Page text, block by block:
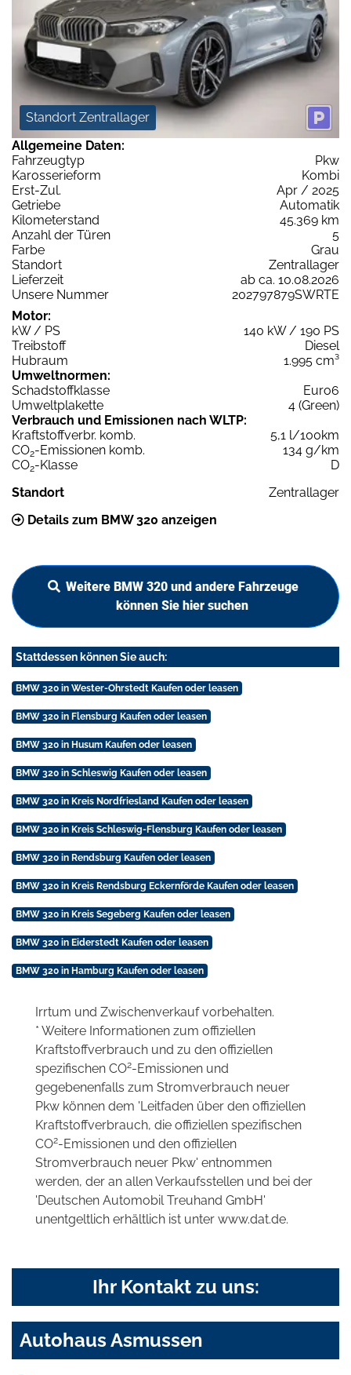
Standort Zentrallager
Allgemeine Daten:
Fahrzeugtyp
Pkw
Karosserieform
Kombi
Erst-Zul.
Apr / 2025
Getriebe
Automatik
Kilometerstand
45.369 km
Anzahl der Türen
5
Farbe
Grau
Standort
Zentrallager
Lieferzeit
ab ca. 10.08.2026
Unsere Nummer
202797879SWRTE
Motor:
kW / PS
140 kW / 190 PS
Treibstoff
Diesel
Hubraum
1.995 cm³
Umweltnormen:
Schadstoffklasse
Euro6
Umweltplakette
4 (Green)
Verbrauch und Emissionen nach WLTP:
Kraftstoffverbr. komb.
5,1 l/100km
CO2-Emissionen komb.
134 g/km
CO2-Klasse
D
Standort
Zentrallager
Details zum BMW 320 anzeigen
Weitere BMW 320 und andere Fahrzeuge
können Sie hier suchen
Stattdessen können Sie auch:
BMW 320 in Wester-Ohrstedt Kaufen oder leasen
BMW 320 in Flensburg Kaufen oder leasen
BMW 320 in Husum Kaufen oder leasen
BMW 320 in Schleswig Kaufen oder leasen
BMW 320 in Kreis Nordfriesland Kaufen oder leasen
BMW 320 in Kreis Schleswig-Flensburg Kaufen oder leasen
BMW 320 in Rendsburg Kaufen oder leasen
BMW 320 in Kreis Rendsburg Eckernförde Kaufen oder leasen
BMW 320 in Kreis Segeberg Kaufen oder leasen
BMW 320 in Eiderstedt Kaufen oder leasen
BMW 320 in Hamburg Kaufen oder leasen
Irrtum und Zwischenverkauf vorbehalten.
* Weitere Informationen zum offiziellen
Kraftstoffverbrauch und zu den offiziellen
spezifischen CO2-Emissionen und
gegebenenfalls zum Stromverbrauch neuer
Pkw können dem 'Leitfaden über den offiziellen
Kraftstoffverbrauch, die offiziellen spezifischen
CO2-Emissionen und den offiziellen
Stromverbrauch neuer Pkw' entnommen
werden, der an allen Verkaufsstellen und bei der
'Deutschen Automobil Treuhand GmbH'
unentgeltlich erhältlich ist unter www.dat.de.
Ihr Kontakt zu uns:
Autohaus Asmussen